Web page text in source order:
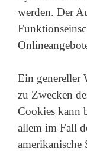
werden. Der
Ein genereller
zu Zwecken
Cookies kann
allem im Fall
amerikanische